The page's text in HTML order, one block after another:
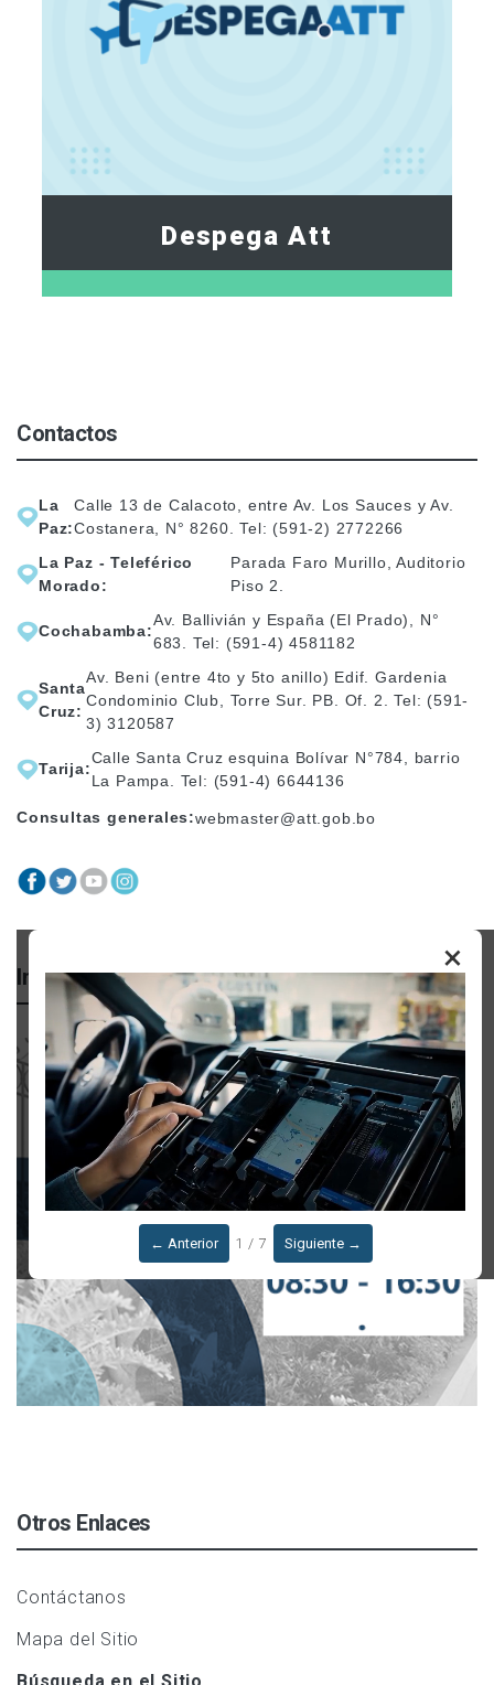
Despega Att
Contactos
La
Paz:
Calle 13 de Calacoto, entre Av. Los Sauces y Av.
Costanera, N° 8260. Tel: (591-2) 2772266
La Paz - Teleférico
Morado:
Parada Faro Murillo, Auditorio
Piso 2.
Cochabamba:
Av. Ballivián y España (El Prado), N°
683. Tel: (591-4) 4581182
Santa
Cruz:
Av. Beni (entre 4to y 5to anillo) Edif. Gardenia
Condominio Club, Torre Sur. PB. Of. 2. Tel: (591-
3) 3120587
Tarija:
Calle Santa Cruz esquina Bolívar N°784, barrio
La Pampa. Tel: (591-4) 6644136
Consultas generales:webmaster@att.gob.bo
×
← Anterior 1 / 7 Siguiente →
Importante
Otros Enlaces
Contáctanos
Mapa del Sitio